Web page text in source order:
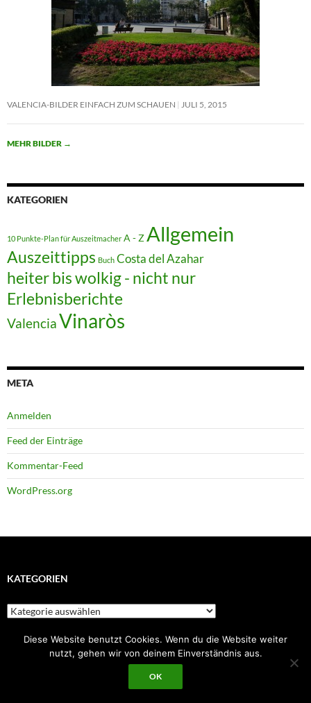
VALENCIA-BILDER EINFACH ZUM SCHAUEN JULI 5, 2015
MEHR BILDER →
KATEGORIEN
10 Punkte-Plan für Auszeitmacher A - Z Allgemein
Auszeittipps Buch Costa del Azahar
heiter bis wolkig - nicht nur
Erlebnisberichte
ValenciaVinaròs
META
Anmelden
Feed der Einträge
Kommentar-Feed
WordPress.org
KATEGORIEN
Kategorien
NEUESTE BEITRÄGE
Diese Website benutzt Cookies. Wenn du die Website weiter
nutzt, gehen wir von deinem Einverständnis aus.
OK